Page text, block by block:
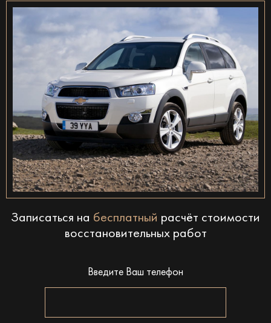
Записаться на бесплатный расчёт стоимости
восстановительных работ
Введите Ваш телефон